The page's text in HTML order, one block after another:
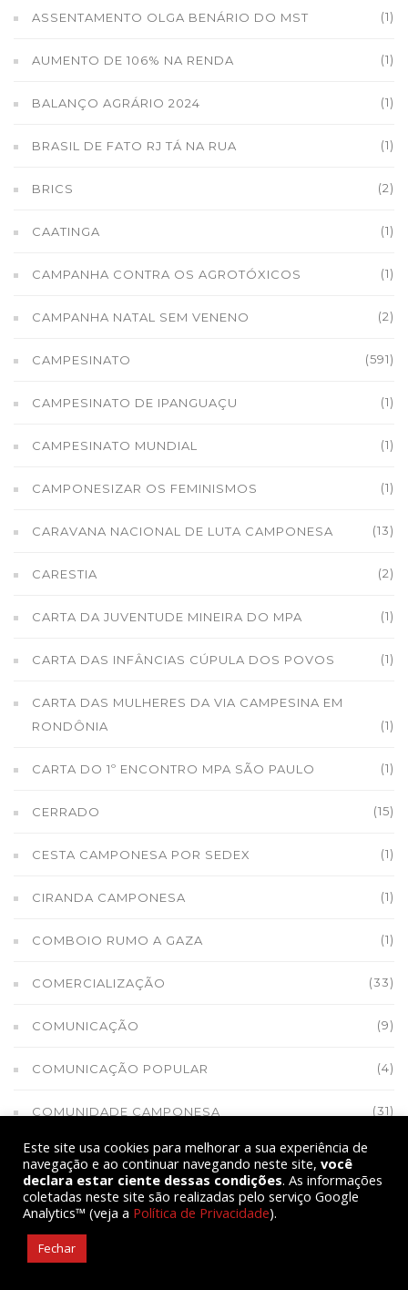
ASSENTAMENTO OLGA BENÁRIO DO MST (1)
AUMENTO DE 106% NA RENDA (1)
BALANÇO AGRÁRIO 2024 (1)
BRASIL DE FATO RJ TÁ NA RUA (1)
BRICS (2)
CAATINGA (1)
CAMPANHA CONTRA OS AGROTÓXICOS (1)
CAMPANHA NATAL SEM VENENO (2)
CAMPESINATO (591)
CAMPESINATO DE IPANGUAÇU (1)
CAMPESINATO MUNDIAL (1)
CAMPONESIZAR OS FEMINISMOS (1)
CARAVANA NACIONAL DE LUTA CAMPONESA (13)
CARESTIA (2)
CARTA DA JUVENTUDE MINEIRA DO MPA (1)
CARTA DAS INFÂNCIAS CÚPULA DOS POVOS (1)
CARTA DAS MULHERES DA VIA CAMPESINA EM
RONDÔNIA
(1)
CARTA DO 1º ENCONTRO MPA SÃO PAULO (1)
CERRADO (15)
CESTA CAMPONESA POR SEDEX (1)
CIRANDA CAMPONESA (1)
COMBOIO RUMO A GAZA (1)
COMERCIALIZAÇÃO (33)
COMUNICAÇÃO (9)
COMUNICAÇÃO POPULAR (4)
COMUNIDADE CAMPONESA (31)
COMUNIDADES TRADICIONAIS
CONAB 35 ANOS
Este site usa cookies para melhorar a sua experiência de
navegação e ao continuar navegando neste site, você
declara estar ciente dessas condições. As informações
coletadas neste site são realizadas pelo serviço Google
Analytics™ (veja a Política de Privacidade).
Fechar